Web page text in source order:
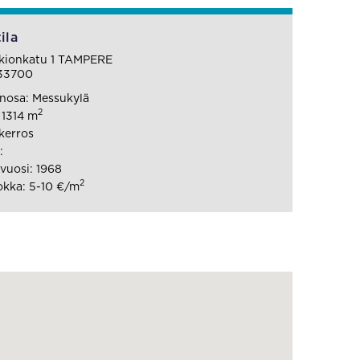
1 TAMPERE
Messukylä
m2
1968
5-10 €/m2